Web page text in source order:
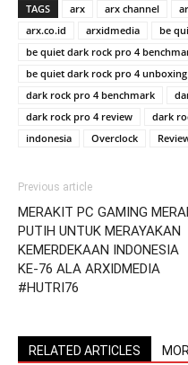
TAGS arx arx channel
arx.co.id
arxidmedia
be
be quiet dark rock pro 4
be quiet dark rock pro 4 unboxing
dark rock pro 4 benchmark
dark rock pro 4 review
dark
indonesia
Overclock
Previous article
MERAKIT PC GAMING
PUTIH UNTUK MERAYAKAN
KEMERDEKAAN INDONESIA
KE-76 ALA ARXIDMEDIA
#HUTRI76
RELATED ARTICLES